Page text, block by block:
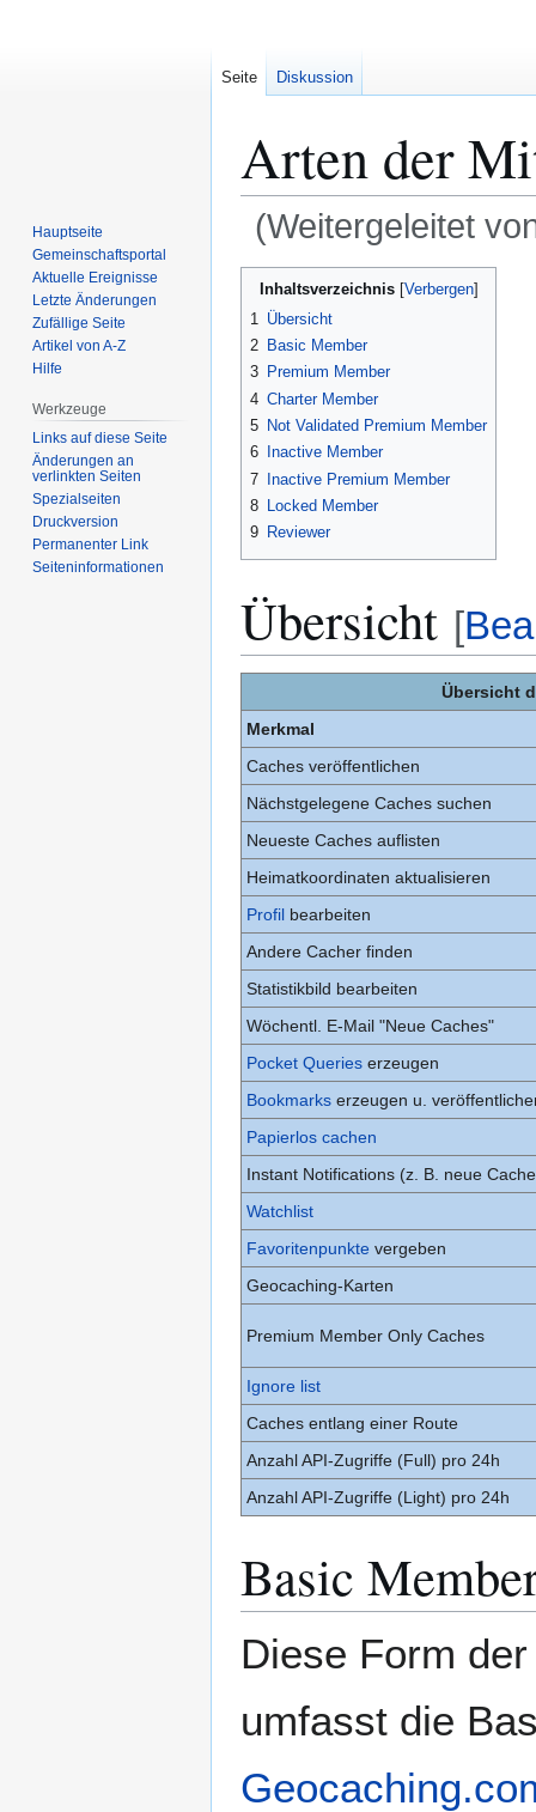
Arten der
(Weitergeleitet
Zur
Navigation
Zur
Suche
Inhaltsverzeichnis
1
Übersicht
2 Basic Member
3 Premium Member
4 Charter Member
5 Not Validated Premium Member
6
Inactive Member
7 Inactive Premium Member
8
Locked Member
9 Reviewer
Übersicht [
Übersicht
Merkmal
Caches veröffentlichen
Nächstgelegene Caches suchen
Neueste Caches auflisten
Heimatkoordinaten aktualisieren
Profil bearbeiten
Andere Cacher finden
Statistikbild bearbeiten
Wöchentl. E-Mail "Neue Caches"
Pocket Queries erzeugen
Bookmarks erzeugen u.
Papierlos cachen
Instant Notifications (z. B. neue
Watchlist
Favoritenpunkte vergeben
Geocaching-Karten
Premium Member Only Caches
Ignore list
Caches entlang einer Route
Anzahl API-Zugriffe (Full) pro 24h
Anzahl API-Zugriffe (Light) pro 24h
Basic
Diese Form
umfasst die
Seite Diskussion
Hauptseite
Gemeinschafts­portal
Aktuelle Ereignisse
Letzte Änderungen
Zufällige Seite
Artikel von A-Z
Hilfe
Werkzeuge
Links auf diese Seite
Änderungen an
verlinkten Seiten
Spezialseiten
Druckversion
Permanenter Link
Seiten­­informationen